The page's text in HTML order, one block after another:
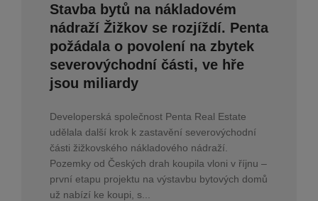
Stavba bytů na nákladovém
nádraží Žižkov se rozjíždí. Penta
požádala o povolení na zbytek
severovýchodní části, ve hře
jsou miliardy
Developerská společnost Penta Real Estate
udělala další krok k zastavění severovýchodní
části žižkovského nákladového nádraží.
Pozemky od Českých drah koupila vloni v říjnu –
první etapu projektu na výstavbu bytových domů
už nabízí ke koupi, s...